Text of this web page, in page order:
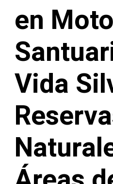
en
Vida